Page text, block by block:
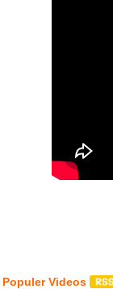
Populer Videos